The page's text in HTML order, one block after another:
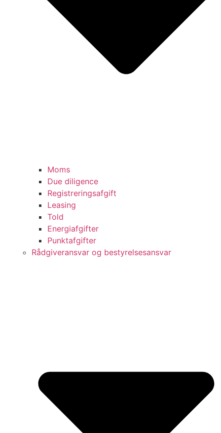
Moms
Due diligence
Registreringsafgift
Leasing
Told
Energiafgifter
Punktafgifter
Rådgiveransvar og bestyrelsesansvar